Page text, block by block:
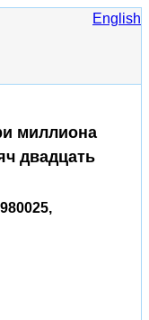
English
миллиона
двадцать